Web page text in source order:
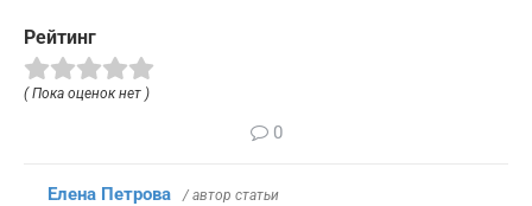
Рейтинг
( Пока оценок нет )
0
Елена Петрова / автор статьи